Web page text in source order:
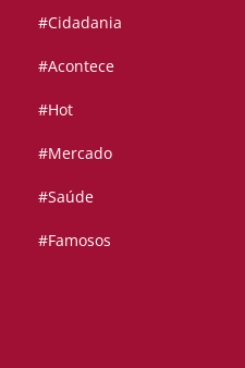
#Cidadania
#Acontece
#Hot
#Mercado
#Saúde
#Famosos